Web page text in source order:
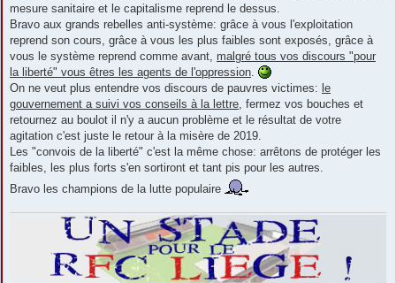
mesure sanitaire et le capitalisme reprend le dessus.
Bravo aux grands rebelles anti-système: grâce à vous l'exploitation
reprend son cours, grâce à vous les plus faibles sont exposés, grâce à
vous le système reprend comme avant, malgré tous vos discours "pour
la liberté" vous êtres les agents de l'oppression
On ne veut plus entendre vos discours de pauvres victimes: le
gouvernement a suivi vos conseils à la lettre , fermez vos bouches et
retournez au boulot il n'y a aucun problème et le résultat de votre
agitation c'est juste le retour à la misère de 2019.
Les "convois de la liberté" c'est la même chose: arrêtons de protéger les
faibles, les plus forts s'en sortiront et tant pis pour les autres.
Bravo les champions de la lutte populaire